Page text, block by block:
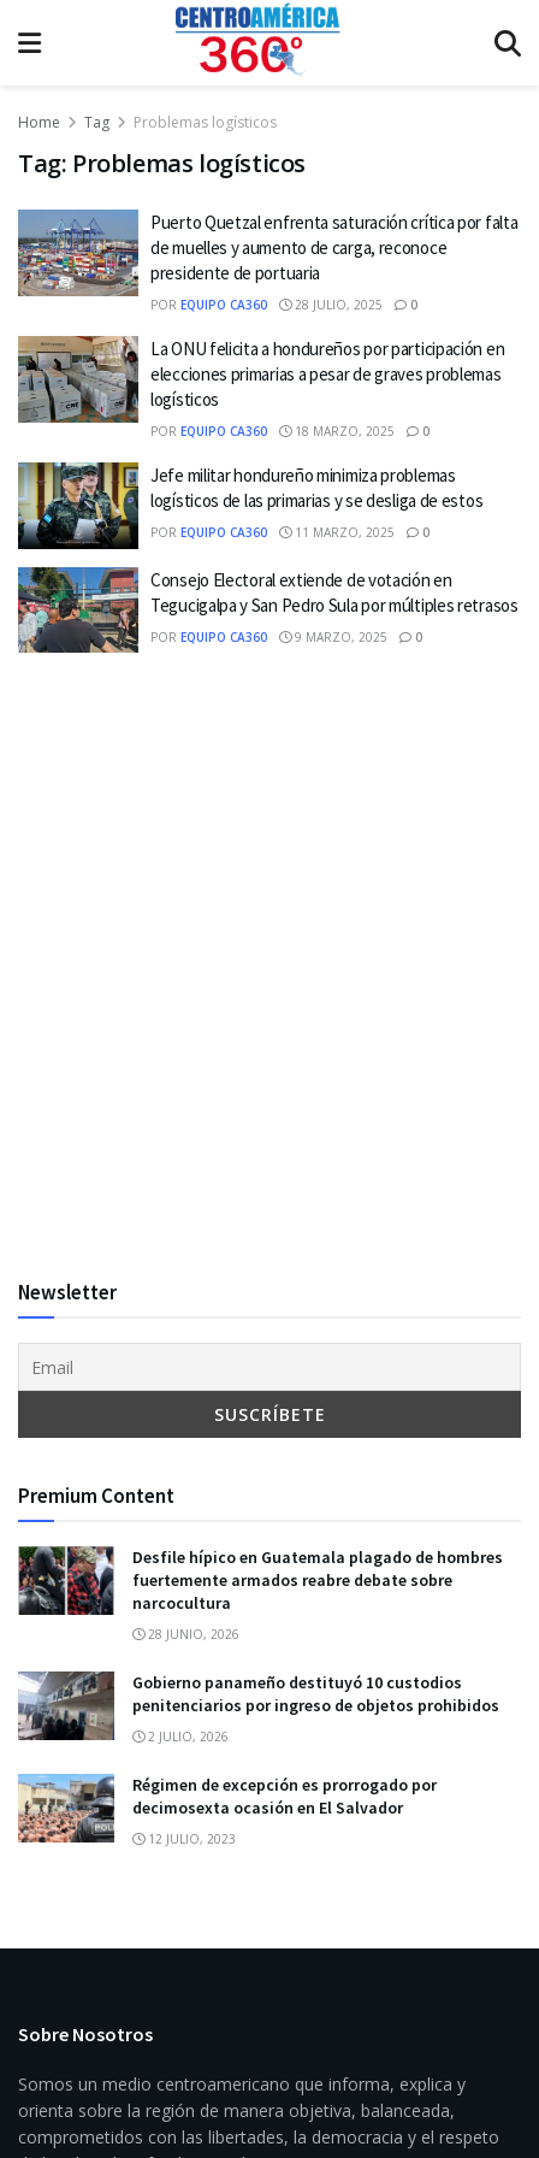
Home Tag Problemas logísticos
Tag: Problemas logísticos
Puerto Quetzal enfrenta saturación crítica por falta
de muelles y aumento de carga, reconoce
presidente de portuaria
POR EQUIPO CA360 28 JULIO, 2025 0
La ONU felicita a hondureños por participación en
elecciones primarias a pesar de graves problemas
logísticos
POR EQUIPO CA360 18 MARZO, 2025 0
Jefe militar hondureño minimiza problemas
logísticos de las primarias y se desliga de estos
POR EQUIPO CA360 11 MARZO, 2025 0
Consejo Electoral extiende de votación en
Tegucigalpa y San Pedro Sula por múltiples retrasos
POR EQUIPO CA360 9 MARZO, 2025 0
Newsletter
Premium Content
Desfile hípico en Guatemala plagado de hombres
fuertemente armados reabre debate sobre
narcocultura
28 JUNIO, 2026
Gobierno panameño destituyó 10 custodios
penitenciarios por ingreso de objetos prohibidos
2 JULIO, 2026
Régimen de excepción es prorrogado por
decimosexta ocasión en El Salvador
12 JULIO, 2023
Sobre Nosotros
Somos un medio centroamericano que informa, explica y
orienta sobre la región de manera objetiva, balanceada,
comprometidos con las libertades, la democracia y el respeto